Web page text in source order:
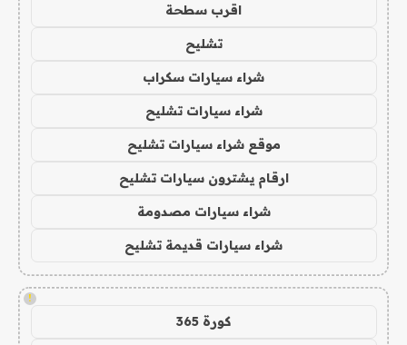
اقرب سطحة
تشليح
شراء سيارات سكراب
شراء سيارات تشليح
موقع شراء سيارات تشليح
ارقام يشترون سيارات تشليح
شراء سيارات مصدومة
شراء سيارات قديمة تشليح
!
كورة 365